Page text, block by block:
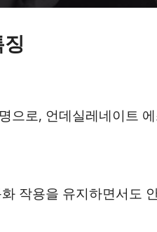
으로, 언데실레네이트
작용을 유지하면서도